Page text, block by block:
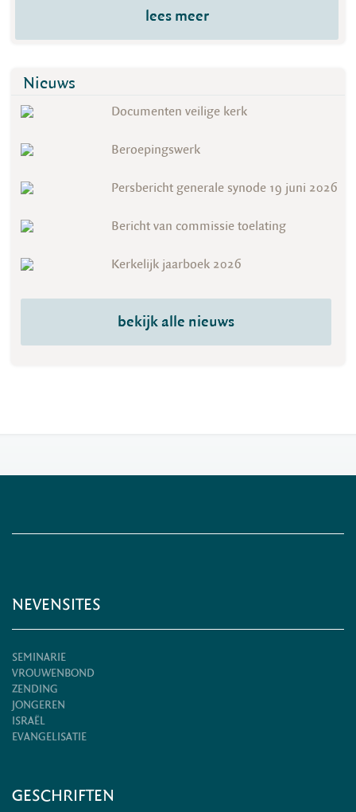
lees meer
Nieuws
Documenten veilige kerk
Beroepingswerk
Persbericht generale synode 19 juni 2026
Bericht van commissie toelating
Kerkelijk jaarboek 2026
bekijk alle nieuws
NEVENSITES
SEMINARIE
VROUWENBOND
ZENDING
JONGEREN
ISRAËL
EVANGELISATIE
GESCHRIFTEN